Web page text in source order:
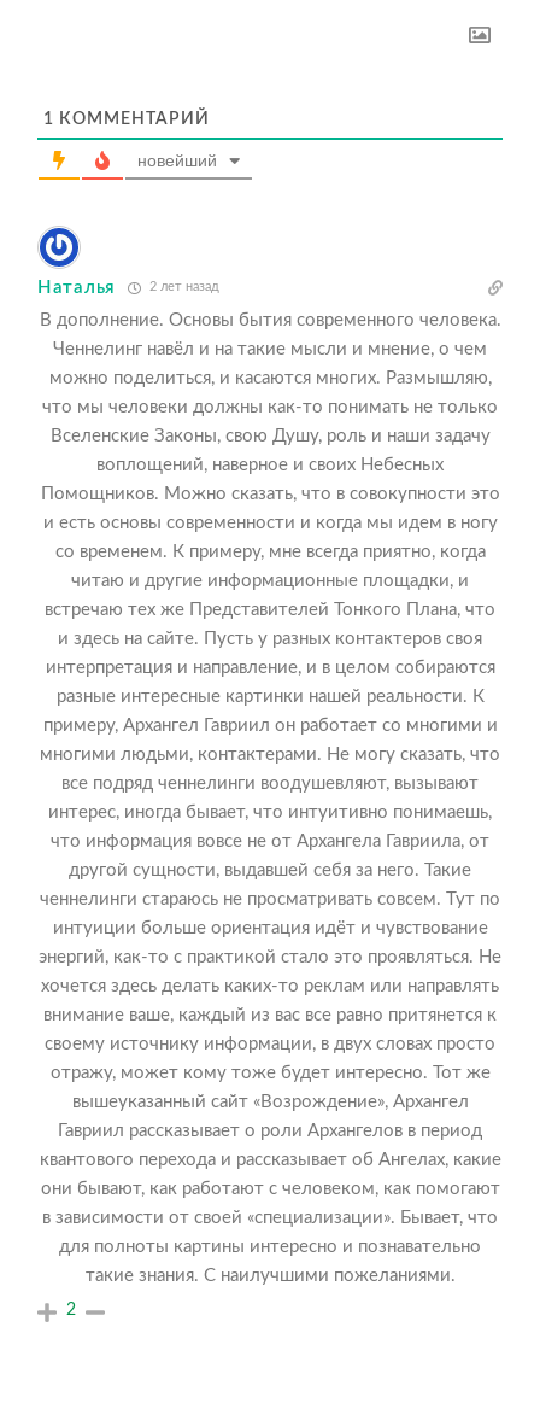
1 КОММЕНТАРИЙ
новейший
Наталья 2 лет назад
В дополнение. Основы бытия современного человека.
Ченнелинг навёл и на такие мысли и мнение, о чем
можно поделиться, и касаются многих. Размышляю,
что мы человеки должны как-то понимать не только
Вселенские Законы, свою Душу, роль и наши задачу
воплощений, наверное и своих Небесных
Помощников. Можно сказать, что в совокупности это
и есть основы современности и когда мы идем в ногу
со временем. К примеру, мне всегда приятно, когда
читаю и другие информационные площадки, и
встречаю тех же Представителей Тонкого Плана, что
и здесь на сайте. Пусть у разных контактеров своя
интерпретация и направление, и в целом собираются
разные интересные картинки нашей реальности. К
примеру, Архангел Гавриил он работает со многими и
многими людьми, контактерами. Не могу сказать, что
все подряд ченнелинги воодушевляют, вызывают
интерес, иногда бывает, что интуитивно понимаешь,
что информация вовсе не от Архангела Гавриила, от
другой сущности, выдавшей себя за него. Такие
ченнелинги стараюсь не просматривать совсем. Тут по
интуиции больше ориентация идёт и чувствование
энергий, как-то с практикой стало это проявляться. Не
хочется здесь делать каких-то реклам или направлять
внимание ваше, каждый из вас все равно притянется к
своему источнику информации, в двух словах просто
отражу, может кому тоже будет интересно. Тот же
вышеуказанный сайт «Возрождение», Архангел
Гавриил рассказывает о роли Архангелов в период
квантового перехода и рассказывает об Ангелах, какие
они бывают, как работают с человеком, как помогают
в зависимости от своей «специализации». Бывает, что
для полноты картины интересно и познавательно
такие знания. С наилучшими пожеланиями.
2